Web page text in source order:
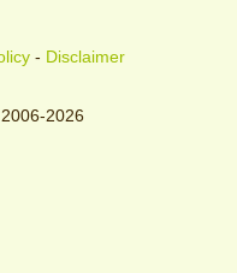
- Disclaimer
2026